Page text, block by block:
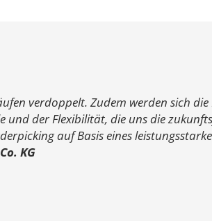
verdoppelt. Zudem werden sich
und der Flexibilität, die uns die
auf Basis eines
KG